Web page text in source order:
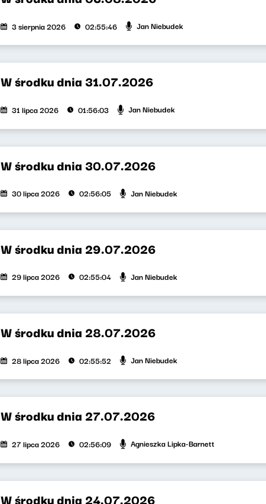
3 sierpnia 2026 02:55:46 Jan Niebudek
W środku dnia 31.07.2026
31 lipca 2026 01:56:03 Jan Niebudek
W środku dnia 30.07.2026
30 lipca 2026 02:56:05 Jan Niebudek
W środku dnia 29.07.2026
29 lipca 2026 02:55:04 Jan Niebudek
W środku dnia 28.07.2026
28 lipca 2026 02:55:52 Jan Niebudek
W środku dnia 27.07.2026
27 lipca 2026 02:56:09 Agnieszka Lipka-Barnett
W środku dnia 24.07.2026